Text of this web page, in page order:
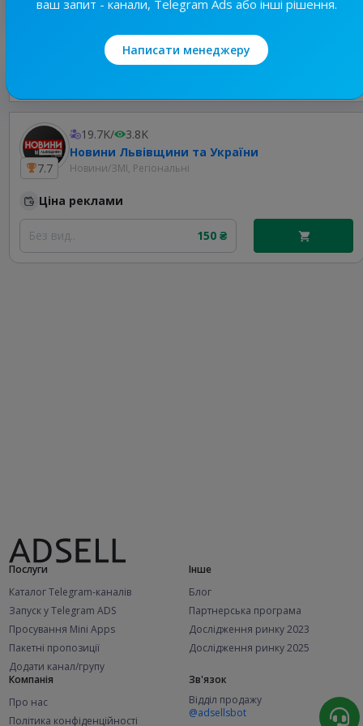
7.7
19.7K/
3.8K
Новини Львівщини та України
Новини/ЗМІ, Регіональні
Ціна реклами
Без вид.. 150 ₴
Послуги
Каталог Telegram-каналів
Запуск у Telegram ADS
Просування Mini Apps
Пакетні пропозиції
Додати канал/групу
Інше
Блог
Партнерська програма
Дослідження ринку 2023
Дослідження ринку 2025
Компанія
Про нас
Політика конфіденційності
Зв'язок
Відділ продажу
@adsellsbot
ваш запит - канали, Telegram Ads або інші рішення.
Написати менеджеру